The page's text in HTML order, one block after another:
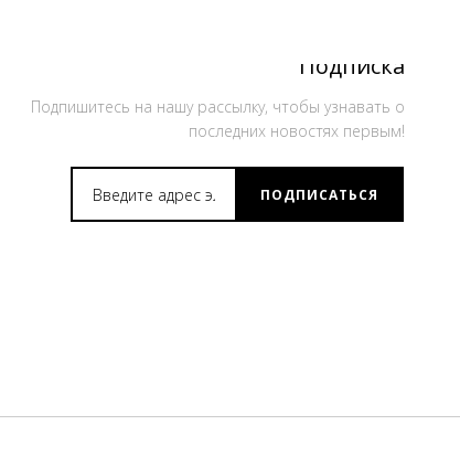
Подписка
Подпишитесь на нашу рассылку, чтобы узнавать о
последних новостях первым!
ПОДПИСАТЬСЯ